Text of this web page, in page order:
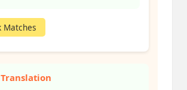
Matches